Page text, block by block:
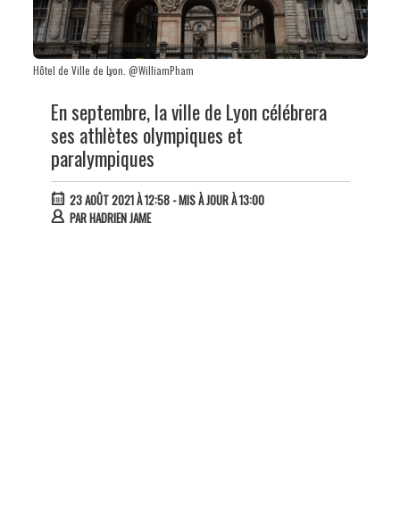
Hôtel de Ville de Lyon. @WilliamPham
En septembre, la ville de Lyon célébrera
ses athlètes olympiques et
paralympiques
23 AOÛT 2021 À 12:58- MIS À JOUR À 13:00
PARHADRIEN JAME